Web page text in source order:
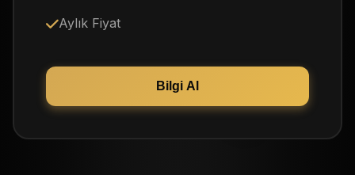
Aylık Fiyat
Bilgi Al